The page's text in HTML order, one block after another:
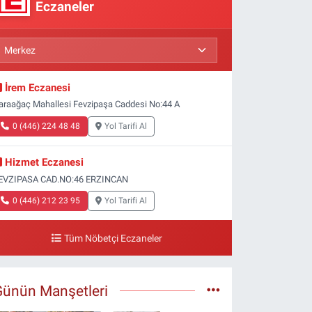
Eczaneler
İrem Eczanesi
Mahallesi Fevzipaşa Caddesi No:44 A
0 (446) 224 48 48 Yol Tarifi Al
Hizmet Eczanesi
CAD.NO:46 ERZINCAN
0 (446) 212 23 95 Yol Tarifi Al
Tüm Nöbetçi Eczaneler
Manşetleri